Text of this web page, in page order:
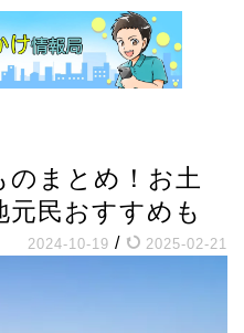
まとめ！お土
民おすすめも
2024-10-19 / 2025-02-21